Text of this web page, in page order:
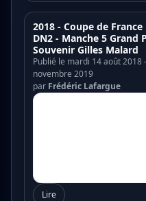
2018 - Coupe de France
DN2 - Manche 5 Grand
Souvenir Gilles Malard
Publié le mardi 14 août
novembre 2019
par Frédéric Lafargue
Lire